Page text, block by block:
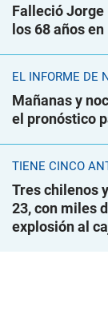
Falleció Jorge
los 68 años
EL INFORME DE
Mañanas y
el pronóstico
TIENE CINCO
Tres chilenos
23, con miles
explosión al